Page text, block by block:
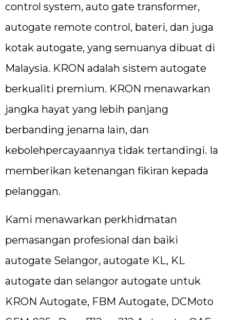
control system, auto gate transformer,
autogate remote control, bateri, dan juga
kotak autogate, yang semuanya dibuat di
Malaysia. KRON adalah sistem autogate
berkualiti premium. KRON menawarkan
jangka hayat yang lebih panjang
berbanding jenama lain, dan
kebolehpercayaannya tidak tertandingi. Ia
memberikan ketenangan fikiran kepada
pelanggan.
Kami menawarkan perkhidmatan
pemasangan profesional dan baiki
autogate Selangor, autogate KL, KL
autogate dan selangor autogate untuk
KRON Autogate, FBM Autogate, DCMoto